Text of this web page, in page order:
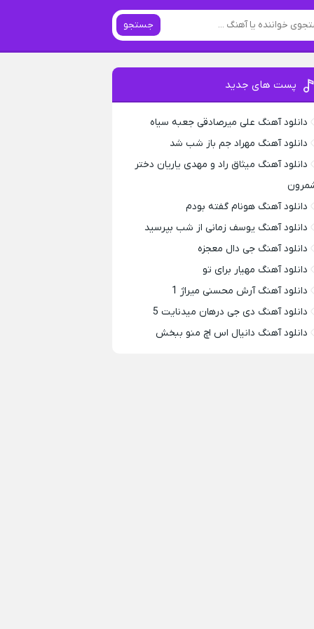
جستجو
پست های جدید
دانلود آهنگ علی میرصادقی جعبه سیاه
دانلود آهنگ مهراد جم باز شب شد
دانلود آهنگ میثاق راد و مهدی یاریان دختر
دانلود آهنگ هونام گفته بودم
دانلود آهنگ یوسف زمانی از شب بپرسید
دانلود آهنگ جی دال معجزه
دانلود آهنگ مهیار برای تو
دانلود آهنگ آرش محسنی میراژ 1
دانلود آهنگ دی جی درهان میدنایت 5
دانلود آهنگ دانیال اس اچ منو ببخش